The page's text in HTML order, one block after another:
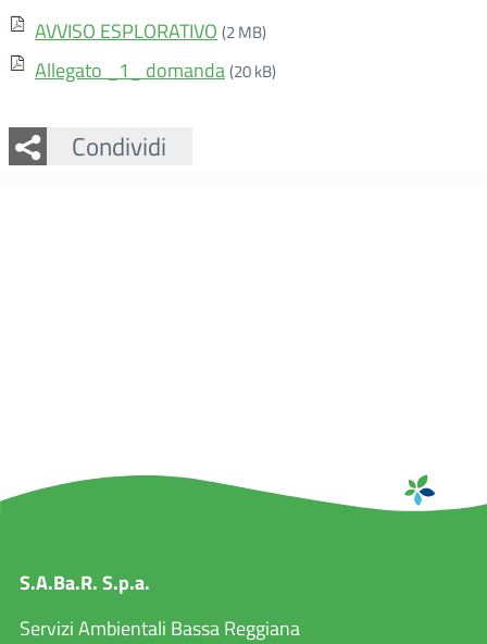
AVVISO ESPLORATIVO (2 MB)
Allegato _1_ domanda(20 kB)
Condividi
Facebook
Twitter
Whatsapp
S.A.Ba.R. S.p.a.
Servizi Ambientali Bassa Reggiana